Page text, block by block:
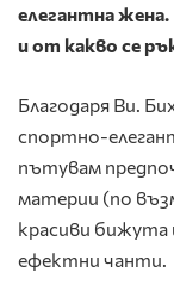
елегантна
и от какво се
Благодаря Ви.
спортно-
пътувам
материи (по
красиви бижута
ефектни чанти.